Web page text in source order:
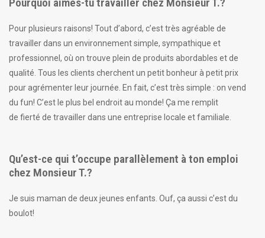
Pour plusieurs raisons! Tout d’abord, c’est très agréable de
travailler dans un environnement simple, sympathique et
professionnel, où on trouve plein de produits abordables et de
qualité. Tous les clients cherchent un petit bonheur à petit prix
pour agrémenter leur journée. En fait, c’est très simple : on vend
du fun! C’est le plus bel endroit au monde! Ça me remplit
de fierté de travailler dans une entreprise locale et familiale.
Qu’est-ce qui t’occupe parallèlement à ton emploi
chez Monsieur T.?
Je suis maman de deux jeunes enfants. Ouf, ça aussi c’est du
boulot!